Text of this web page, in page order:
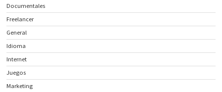
Documentales
Freelancer
General
Idioma
Internet
Juegos
Marketing